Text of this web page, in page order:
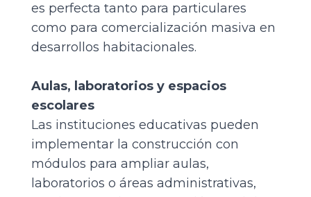
es perfecta tanto para particulares
como para comercialización masiva en
desarrollos habitacionales.
Aulas, laboratorios y espacios
escolares
Las instituciones educativas pueden
implementar la construcción con
módulos para ampliar aulas,
laboratorios o áreas administrativas,